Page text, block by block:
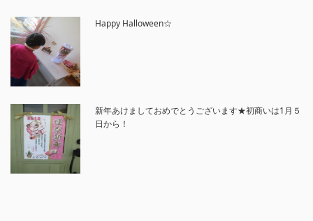
Happy Halloween☆
新年あけましておめでとうございます★初商いは1月５
日から！